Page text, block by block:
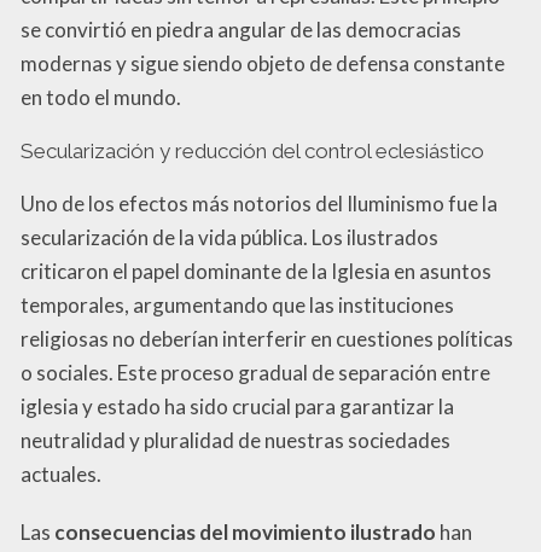
se convirtió en piedra angular de las democracias
modernas y sigue siendo objeto de defensa constante
en todo el mundo.
Secularización y reducción del control eclesiástico
Uno de los efectos más notorios del Iluminismo fue la
secularización de la vida pública. Los ilustrados
criticaron el papel dominante de la Iglesia en asuntos
temporales, argumentando que las instituciones
religiosas no deberían interferir en cuestiones políticas
o sociales. Este proceso gradual de separación entre
iglesia y estado ha sido crucial para garantizar la
neutralidad y pluralidad de nuestras sociedades
actuales.
Las consecuencias del movimiento ilustrado han